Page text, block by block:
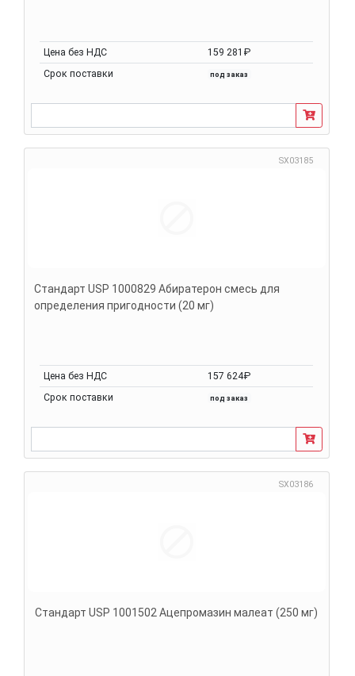
Цена без НДС
159 281₽
Срок поставки
под заказ
SX03185
Стандарт USP 1000829 Абиратерон смесь для
определения пригодности (20 мг)
Цена без НДС
157 624₽
Срок поставки
под заказ
SX03186
Стандарт USP 1001502 Ацепромазин малеат (250 мг)